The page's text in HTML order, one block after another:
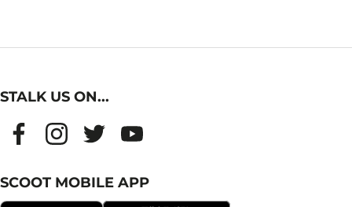
STALK US ON...
SCOOT MOBILE APP